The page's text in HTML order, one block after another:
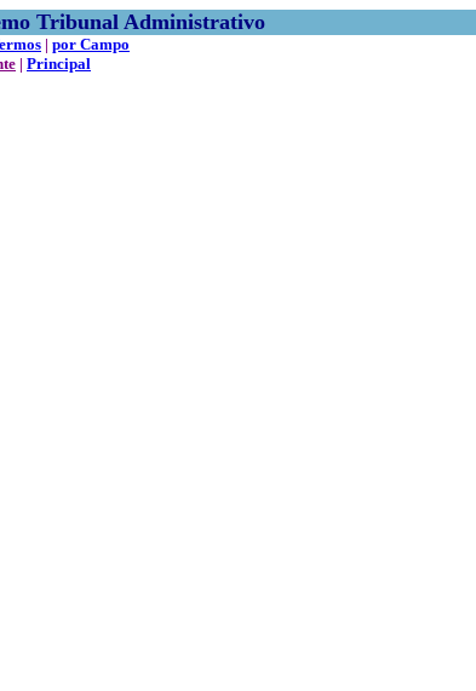
Tribunal Administrativo
| por Campo
| Principal